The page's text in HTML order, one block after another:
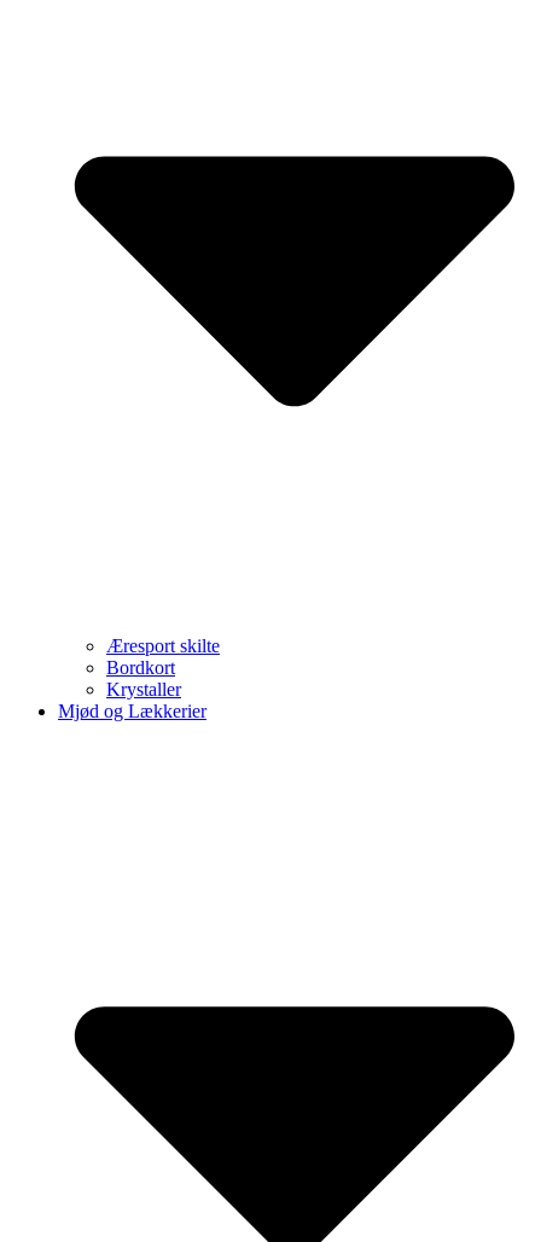
Æresport skilte
Bordkort
Krystaller
Mjød og Lækkerier